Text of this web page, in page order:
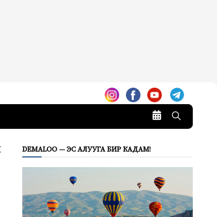
DEMALOO — ЭС АЛУУГА БИР КАДАМ!